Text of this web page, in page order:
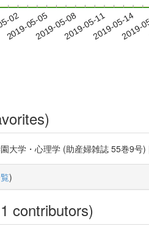
02
2019-05-052019-05-082019-05-112019-05-14
2019-
大学・心理学 (助産婦雑誌 55巻9
)
contributors)